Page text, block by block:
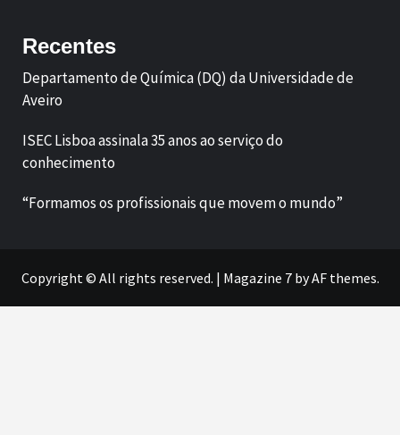
Recentes
Departamento de Química (DQ) da Universidade de
Aveiro
ISEC Lisboa assinala 35 anos ao serviço do
conhecimento
“Formamos os profissionais que movem o mundo”
Copyright © All rights reserved. | Magazine 7by AF themes.